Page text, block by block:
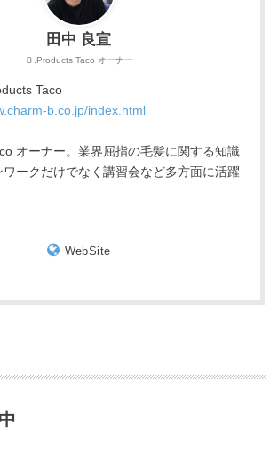
田中 良宣
Ｂ.Products Taco オーナー
Taco
b.co.jp/index.html
オーナー。業界屈指の毛髪に関する知識
ークだけでなく講習会など多方面に活躍
WebSite